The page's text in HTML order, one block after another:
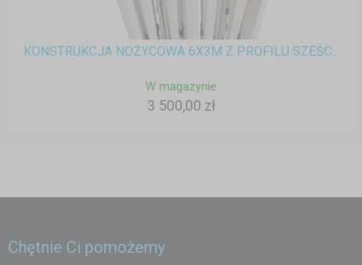
KONSTRUKCJA NOŻYCOWA 6X3M Z PROFILU SZEŚC...
W magazynie
3 500,00 zł
Chętnie Ci pomożemy